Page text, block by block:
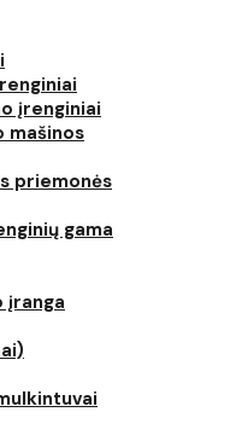
įrenginiai
mašinos
priemonės
gama
įranga